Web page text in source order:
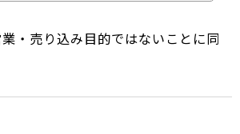
・売り込み目的ではないことに同